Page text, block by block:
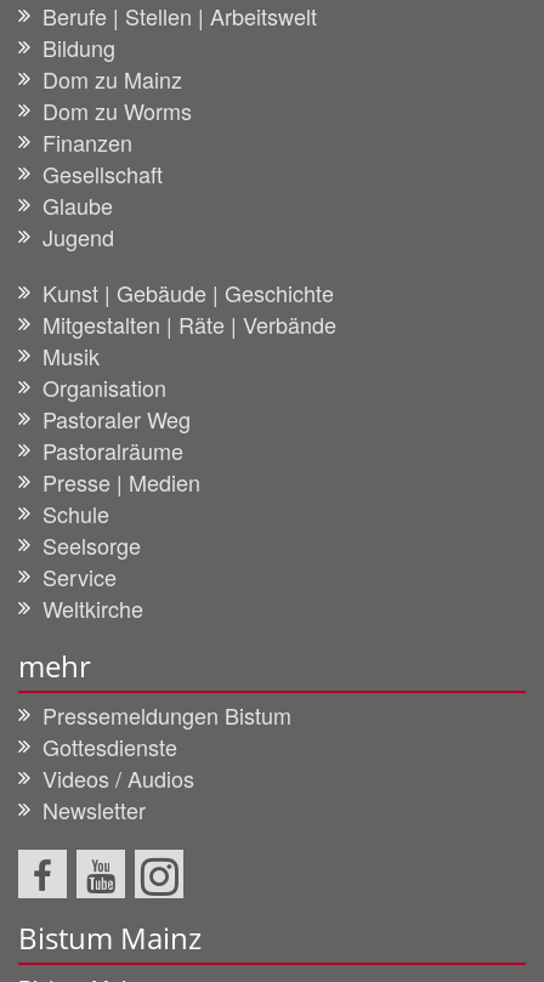
Berufe | Stellen | Arbeitswelt
Bildung
Dom zu Mainz
Dom zu Worms
Finanzen
Gesellschaft
Glaube
Jugend
Kunst | Gebäude | Geschichte
Mitgestalten | Räte | Verbände
Musik
Organisation
Pastoraler Weg
Pastoralräume
Presse | Medien
Schule
Seelsorge
Service
Weltkirche
mehr
Pressemeldungen Bistum
Gottesdienste
Videos / Audios
Newsletter
Bistum Mainz